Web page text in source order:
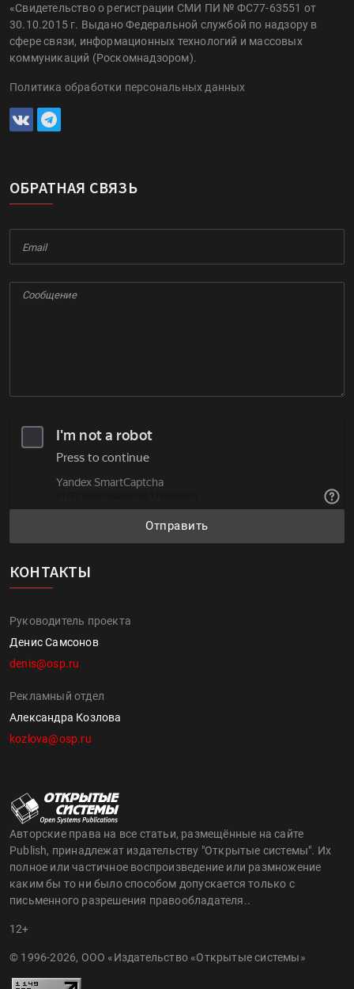
«Свидетельство о регистрации СМИ ПИ № ФС77-63551 от
30.10.2015 г. Выдано Федеральной службой по надзору в
сфере связи, информационных технологий и массовых
коммуникаций (Роскомнадзором).
Политика обработки персональных данных
ОБРАТНАЯ СВЯЗЬ
Отправить
КОНТАКТЫ
Руководитель проекта
Денис Самсонов
denis@osp.ru
Рекламный отдел
Александра Козлова
kozlova@osp.ru
Авторские права на все статьи, размещённые на сайте
Publish, принадлежат издательству "Открытые системы". Их
полное или частичное воспроизведение или размножение
каким бы то ни было способом допускается только с
письменного разрешения правообладателя..
12+
© 1996-2026, ООО «Издательство «Открытые системы»